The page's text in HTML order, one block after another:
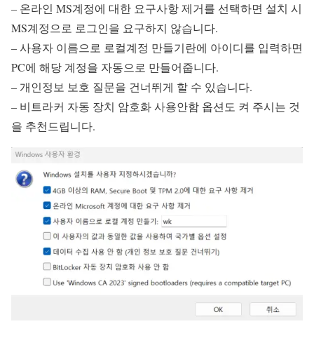
– 온라인 MS계정에 대한 요구사항 제거를 선택하면 설치 시
MS계정으로 로그인을 요구하지 않습니다.
– 사용자 이름으로 로컬계정 만들기란에 아이디를 입력하면
PC에 해당 계정을 자동으로 만들어줍니다.
– 개인정보 보호 질문을 건너뛰게 할 수 있습니다.
– 비트라커 자동 장치 암호화 사용안함 옵션도 켜 주시는 것
을 추천드립니다.